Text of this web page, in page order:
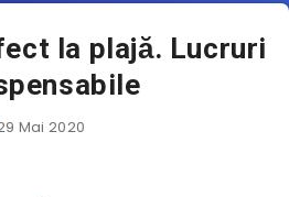
la plajă. Lucruri
Mai 2020